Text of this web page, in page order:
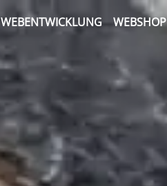
WEBENTWICKLUNG WEBSHOP